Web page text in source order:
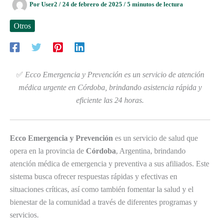
Por User2 / 24 de febrero de 2025 / 5 minutos de lectura
Otros
✅ Ecco Emergencia y Prevención es un servicio de atención
médica urgente en Córdoba, brindando asistencia rápida y
eficiente las 24 horas.
Ecco Emergencia y Prevención es un servicio de salud que
opera en la provincia de Córdoba, Argentina, brindando
atención médica de emergencia y preventiva a sus afiliados. Este
sistema busca ofrecer respuestas rápidas y efectivas en
situaciones críticas, así como también fomentar la salud y el
bienestar de la comunidad a través de diferentes programas y
servicios.